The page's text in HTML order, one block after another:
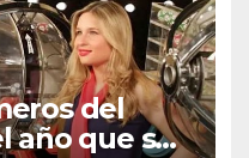
del
año que se